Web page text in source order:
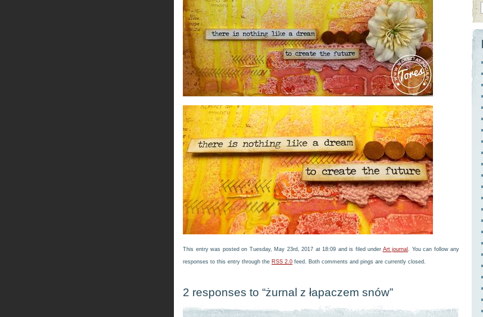
This entry was posted on Tuesday, May 23rd, 2017 at 18:09 and is filed under Art journal . You can follow any
responses to this entry through the RSS 2.0 feed. Both comments and pings are currently closed.
2 responses to “żurnal z łapaczem snów”